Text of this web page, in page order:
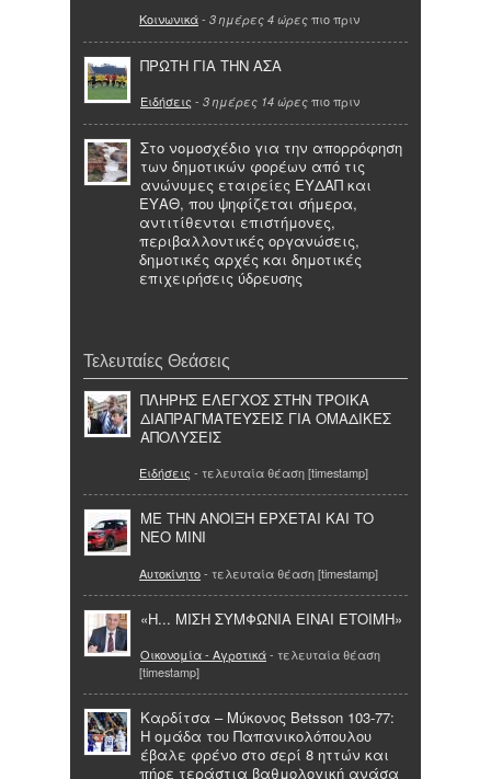
Κοινωνικά- 3 ημέρες 4 ώρες πιο πριν
ΠΡΩΤΗ ΓΙΑ ΤΗΝ ΑΣΑ
Ειδήσεις - 3 ημέρες 14 ώρες πιο πριν
Στο νομοσχέδιο για την απορρόφηση
των δημοτικών φορέων από τις
ανώνυμες εταιρείες ΕΥΔΑΠ και
ΕΥΑΘ, που ψηφίζεται σήμερα,
αντιτίθενται επιστήμονες,
περιβαλλοντικές οργανώσεις,
δημοτικές αρχές και δημοτικές
επιχειρήσεις ύδρευσης
Τελευταίες Θεάσεις
ΠΛΗΡΗΣ ΕΛΕΓΧΟΣ ΣΤΗΝ ΤΡΟΙΚΑ
ΔΙΑΠΡΑΓΜΑΤΕΥΣΕΙΣ ΓΙΑ ΟΜΑΔΙΚΕΣ
ΑΠΟΛΥΣΕΙΣ
Ειδήσεις - τελευταία θέαση [timestamp]
ΜΕ ΤΗΝ ΑΝΟΙΞΗ ΕΡΧΕΤΑΙ ΚΑΙ ΤΟ
ΝΕΟ MINI
Αυτοκίνητο- τελευταία θέαση [timestamp]
«Η... ΜΙΣΗ ΣΥΜΦΩΝΙΑ ΕΙΝΑΙ ΕΤΟΙΜΗ»
Οικονομία - Αγροτικά- τελευταία θέαση
[timestamp]
Καρδίτσα – Μύκονος Betsson 103-77:
Η ομάδα του Παπανικολόπουλου
έβαλε φρένο στο σερί 8 ηττών και
πήρε τεράστια βαθμολογική ανάσα